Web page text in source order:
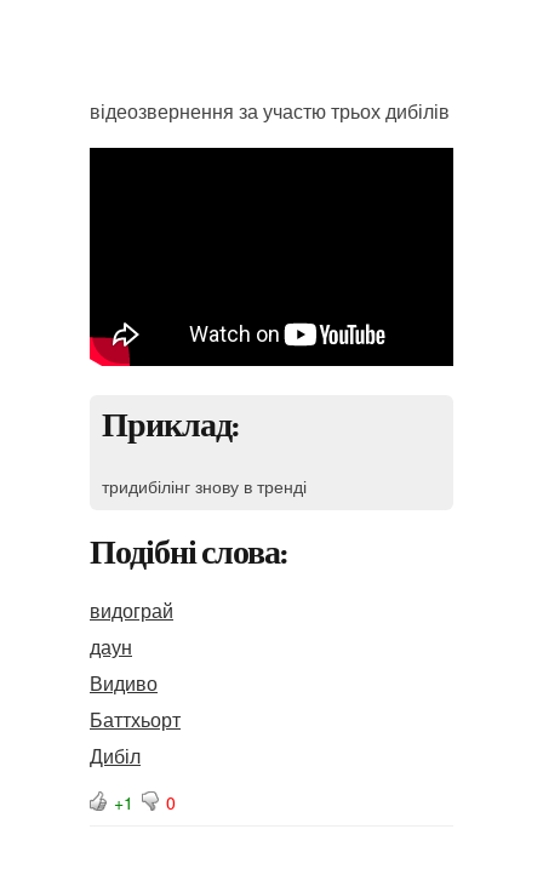
відеозвернення за участю трьох дибілів
Приклад:
тридибілінг знову в тренді
Подібні слова:
видограй
даун
Видиво
Баттхьорт
Дибіл
+1 0